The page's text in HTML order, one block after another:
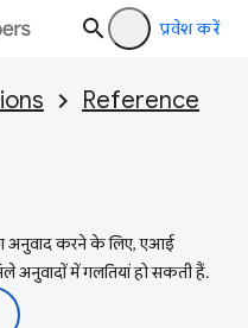
प्रवेश करें
Reference
अनुवाद करने के लिए, एआई
अनुवादों में गलतियां हो सकती हैं.